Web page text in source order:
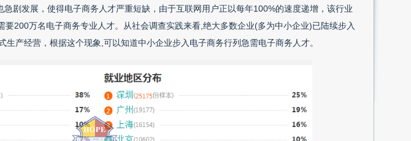
剧发展，使得电子商务人才严重短缺，由于互联网用户正以每年100%的速度递增，该行业
200万名电子商务专业人才。从社会调查实践来看,绝大多数企业(多为中小企业)已陆续步入
产经营，根据这个现象,可以知道中小企业步入电子商务行列急需电子商务人才。